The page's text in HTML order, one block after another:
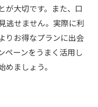
が大切です。また、口
逃せません。実際に利
りお得なプランに出会
ペーンをうまく活用し
ましょう。